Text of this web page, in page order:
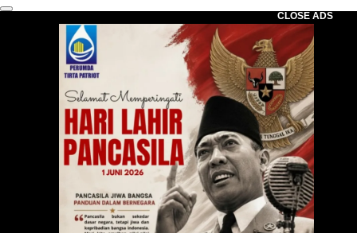
CLOSE ADS